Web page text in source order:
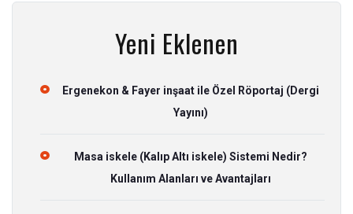
Yeni Eklenen
Ergenekon & Fayer inşaat ile Özel Röportaj (Dergi
Yayını)
Masa iskele (Kalıp Altı iskele) Sistemi Nedir?
Kullanım Alanları ve Avantajları